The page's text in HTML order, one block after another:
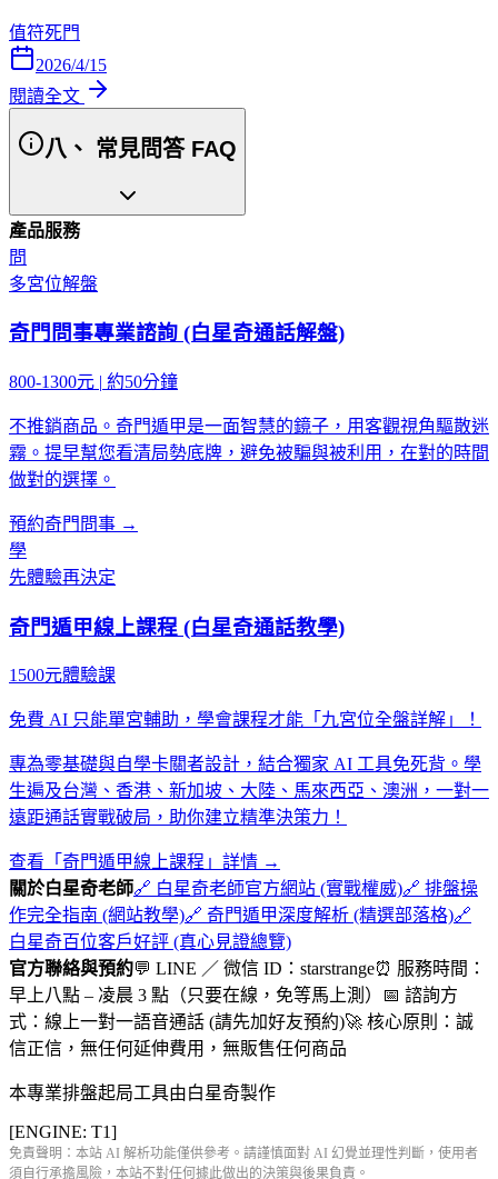
值符死門
2026/4/15
閱讀全文
八、 常見問答 FAQ
產品服務
問
多宮位解盤
奇門問事專業諮詢 (白星奇通話解盤)
800-1300元 | 約50分鐘
不推銷商品。奇門遁甲是一面智慧的鏡子，用客觀視角驅散迷
霧。提早幫您看清局勢底牌，避免被騙與被利用，在對的時間
做對的選擇。
預約奇門問事 →
學
先體驗再決定
奇門遁甲線上課程 (白星奇通話教學)
1500元體驗課
免費 AI 只能單宮輔助，學會課程才能「九宮位全盤詳解」！
專為零基礎與自學卡關者設計，結合獨家 AI 工具免死背。學
生遍及台灣、香港、新加坡、大陸、馬來西亞、澳洲，一對一
遠距通話實戰破局，助你建立精準決策力！
查看「奇門遁甲線上課程」詳情 →
關於白星奇老師🔗 白星奇老師官方網站 (實戰權威)🔗 排盤操
作完全指南 (網站教學)🔗 奇門遁甲深度解析 (精選部落格)🔗
白星奇百位客戶好評 (真心見證總覽)
官方聯絡與預約💬 LINE ／ 微信 ID：starstrange⏰ 服務時間：
早上八點 – 凌晨 3 點（只要在線，免等馬上測）
📅 諮詢方
式：線上一對一語音通話 (請先加好友預約)🚀 核心原則：誠
信正信，無任何延伸費用，無販售任何商品
本專業排盤起局工具由白星奇製作
[ENGINE: T1]
免責聲明：本站 AI 解析功能僅供參考。請謹慎面對 AI 幻覺並理性判斷，使用者
須自行承擔風險，本站不對任何據此做出的決策與後果負責。